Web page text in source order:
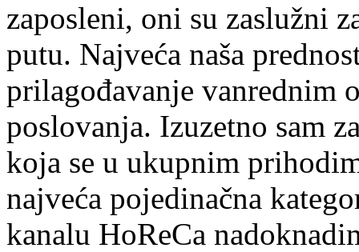
zaposleni, oni su zaslužni
putu. Najveća naša
prilagođavanje vanrednim
poslovanja. Izuzetno sam
koja se u ukupnim
najveća pojedinačna
kanalu HoReCa